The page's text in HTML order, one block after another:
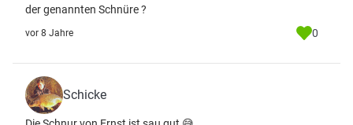
der genannten Schnüre ?
vor 8 Jahre 0
Schicke